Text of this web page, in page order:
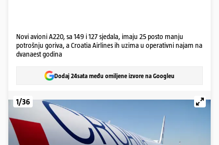
Novi avioni A220, sa 149 i 127 sjedala, imaju 25 posto manju
potrošnju goriva, a Croatia Airlines ih uzima u operativni najam na
dvanaest godina
Dodaj 24sata među omiljene izvore na Googleu
1/36